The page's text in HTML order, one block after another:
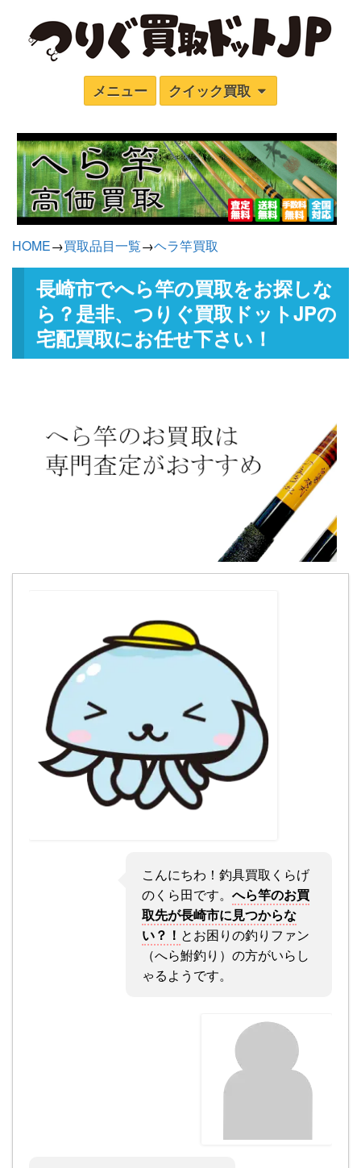
メニュー クイック買取
HOME→買取品目一覧→ヘラ竿買取
長崎市でへら竿の買取をお探しな
ら？是非、つりぐ買取ドットJPの
宅配買取にお任せ下さい！
こんにちわ！釣具買取くらげ
のくら田です。 へら竿のお買
取先が長崎市に見つからな
い？！ とお困りの釣りファン
（へら鮒釣り）の方がいらし
ゃるようです。